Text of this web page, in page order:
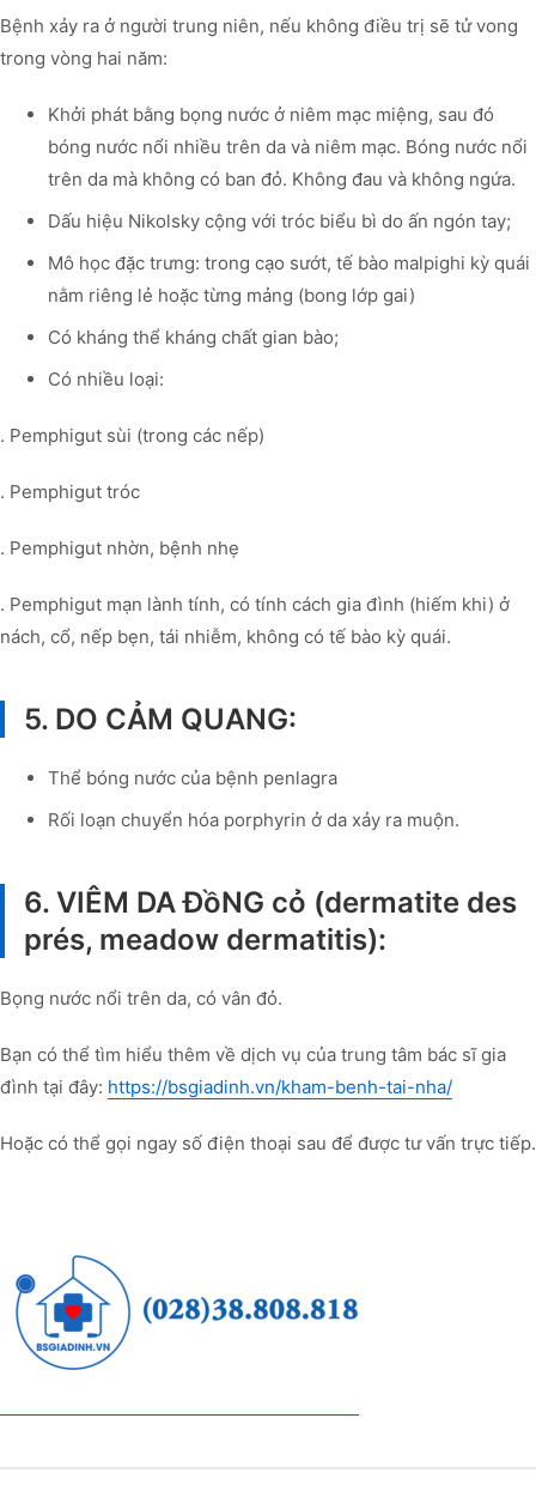
Bệnh xảy ra ở người trung niên, nếu không điều trị sẽ tử vong
trong vòng hai năm:
Khởi phát bằng bọng nước ở niêm mạc miệng, sau đó
bóng nước nổi nhiều trên da và niêm mạc. Bóng nước nổi
trên da mà không có ban đỏ. Không đau và không ngứa.
Dấu hiệu Nikolsky cộng với tróc biểu bì do ấn ngón tay;
Mô học đặc trưng: trong cạo sướt, tế bào malpighi kỳ quái
nằm riêng lẻ hoặc từng mảng (bong lớp gai)
Có kháng thể kháng chất gian bào;
Có nhiều loại:
. Pemphigut sùi (trong các nếp)
. Pemphigut tróc
. Pemphigut nhờn, bệnh nhẹ
. Pemphigut mạn lành tính, có tính cách gia đình (hiếm khi) ở
nách, cổ, nếp bẹn, tái nhiễm, không có tế bào kỳ quái.
5. DO CẢM QUANG:
Thể bóng nước của bệnh penlagra
Rối loạn chuyển hóa porphyrin ở da xảy ra muộn.
6. VIÊM DA ĐồNG cỏ (dermatite des
prés, meadow dermatitis):
Bọng nước nổi trên da, có vân đỏ.
Bạn có thể tìm hiểu thêm về dịch vụ của trung tâm bác sĩ gia
đình tại đây: https://bsgiadinh.vn/kham-benh-tai-nha/
Hoặc có thể gọi ngay số điện thoại sau để được tư vấn trực tiếp.